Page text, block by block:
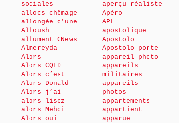
sociales
allocs chômage
allongée d’une
Alloush
allument CNews
Almereyda
Alors
Alors CQFD
Alors c’est
Alors Donald
Alors j’ai
alors lisez
alors Mehdi
Alors oui
aperçu réaliste
Apéro
APL
apostolique
Apostolo
Apostolo porte
appareil photo
appareils
militaires
appareils
photos
appartements
appartient
apparue